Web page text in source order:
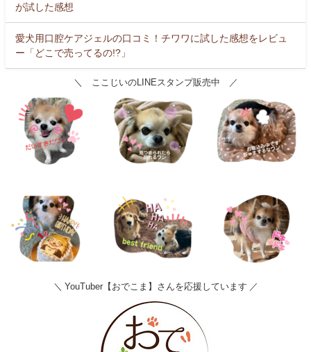
が試した感想
愛犬用口腔ケアジェルの口コミ！チワワに試した感想をレビュ
ー「どこで売ってるの!?」
＼ ここじいのLINEスタンプ販売中 ／
＼ YouTuber【おでこま】さんを応援しています ／